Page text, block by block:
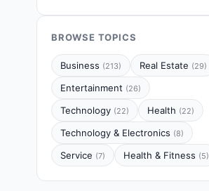
BROWSE TOPICS
Business (213) Real Estate (29)
Entertainment (26)
Technology (22) Health (22)
Technology & Electronics (8)
Service (7) Health & Fitness (5)